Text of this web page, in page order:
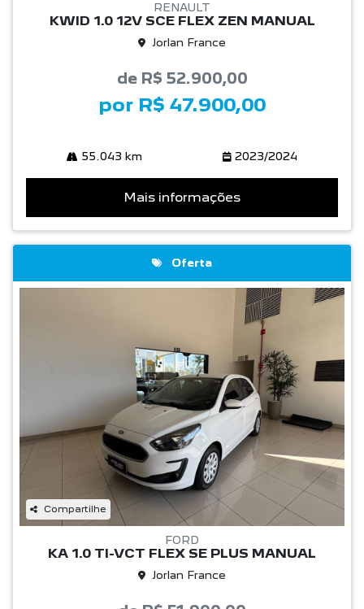
RENAULT
KWID 1.0 12V SCE FLEX ZEN MANUAL
Jorlan France
de R$ 52.900,00
por R$ 47.900,00
55.043 km 2023/2024
Mais informações
Oferta
Compartilhe
FORD
KA 1.0 TI-VCT FLEX SE PLUS MANUAL
Jorlan France